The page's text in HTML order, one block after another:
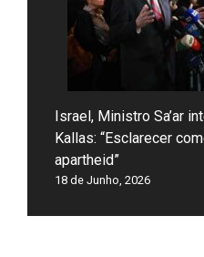
Israel, Ministro Sa’ar
Kallas: “Esclarecer
apartheid”
18 de Junho, 2026